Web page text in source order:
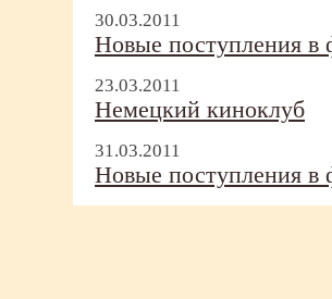
30.03.2011
Новые поступления в
23.03.2011
Немецкий киноклуб
31.03.2011
Новые поступления в